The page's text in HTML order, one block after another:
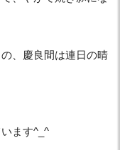
、慶良間は連日の晴
ます^_^